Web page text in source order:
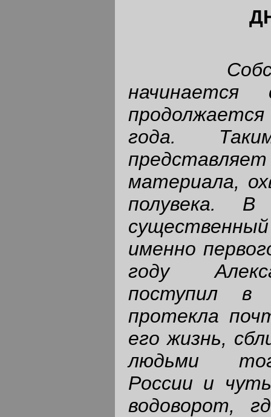
года.
материала,
полувека.
именно
году
поступил в
протекла
его жизнь,
людьми
России и
водоворот,